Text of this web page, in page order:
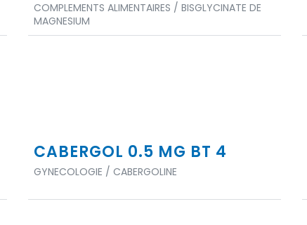
COMPLEMENTS ALIMENTAIRES / BISGLYCINATE DE
MAGNESIUM
CABERGOL 0.5 MG BT 4
GYNECOLOGIE / CABERGOLINE